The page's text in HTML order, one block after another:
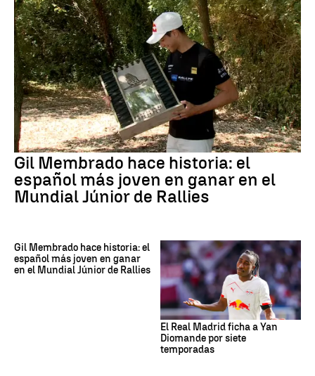
Gil Membrado hace historia: el
español más joven en ganar en el
Mundial Júnior de Rallies
Gil Membrado hace historia: el
español más joven en ganar
en el Mundial Júnior de Rallies
El Real Madrid ficha a Yan
Diomande por siete
temporadas